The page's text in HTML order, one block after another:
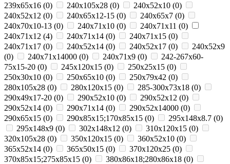
239х65х16 (0) 240x105x28 (0) 240x52x10 (0)
240x52x12 (0) 240x65x12-15 (0) 240x65x7 (0)
240x70x10-13 (0) 240x71x10 (0) 240x71x11 (0)
240x71x12 (4) 240x71x14 (0) 240x71x15 (0)
240x71x17 (0) 240х52х14 (0) 240х52х17 (0)
240х52х9
(0) 240х71х14000 (0) 240х71х9 (0)
242-267x60-
75x15-20 (0) 245x120x15 (0) 250x25x15 (0)
250x30x10 (0) 250x65x10 (0) 250х79х42 (0)
280x105x28 (0) 280x120x15 (0) 285-300x73x18 (0)
290x49x17-20 (0) 290x52x10 (0) 290x52x12 (0)
290x52x14 (0) 290x71x14 (0) 290х52х14000 (0)
290х65х15 (0) 290х85х15;170х85х15 (0) 295х148х8.7 (0)
295х148х9 (0) 302х148х12 (0) 310x120x15 (0)
320x105x28 (0) 350x120x15 (0) 360х52х10 (0)
365x52x14 (0) 365х50х15 (0) 370х120х25 (0)
370х85х15;275х85х15 (0) 380х86х18;280х86х18 (0)